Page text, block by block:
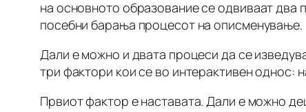
на основното образование се одвиваат
посебни барања процесот на описменување.
Дали е можно и двата процеси да се
три фактори кои се во интерактивен однос:
Првиот фактор е наставата. Дали е можно